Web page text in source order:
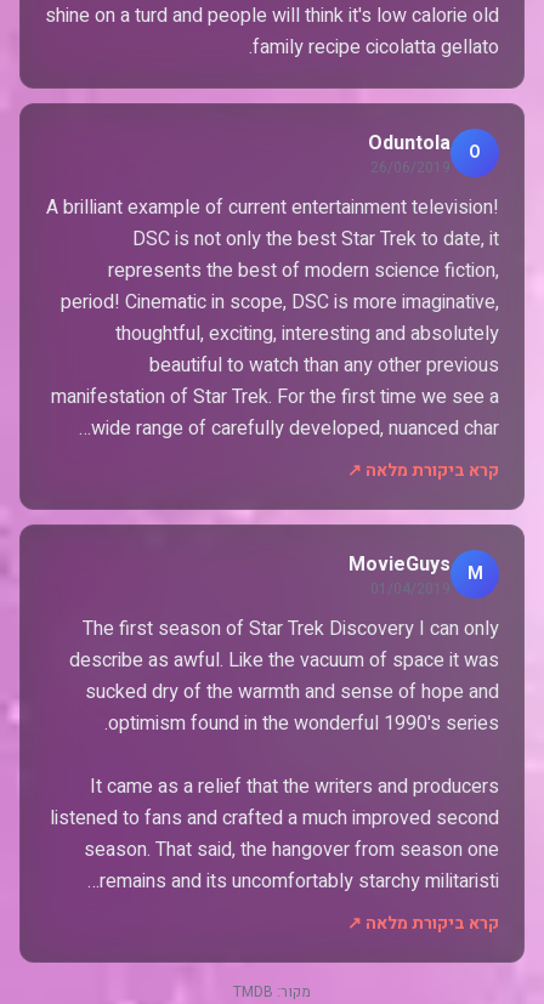
shine on a turd and people will think it's low calorie old
family recipe cicolatta gellato.
O
Oduntola
26/06/2019
A brilliant example of current entertainment television!
DSC is not only the best Star Trek to date, it
represents the best of modern science fiction,
period! Cinematic in scope, DSC is more imaginative,
thoughtful, exciting, interesting and absolutely
beautiful to watch than any other previous
manifestation of Star Trek. For the first time we see a
wide range of carefully developed, nuanced char…
קרא ביקורת מלאה ↗
M
MovieGuys
01/04/2019
The first season of Star Trek Discovery I can only
describe as awful. Like the vacuum of space it was
sucked dry of the warmth and sense of hope and
It came as a relief that the writers and producers
listened to fans and crafted a much improved second
season. That said, the hangover from season one
remains and its uncomfortably starchy militaristi…
קרא ביקורת מלאה ↗
מקור: TMDB